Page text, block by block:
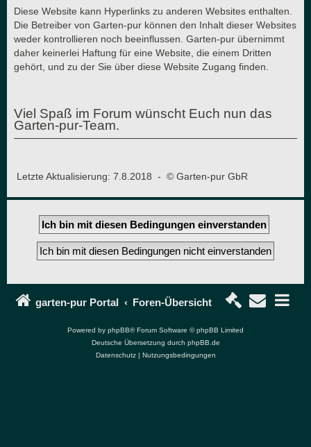
Diese Website kann Hyperlinks zu anderen Websites enthalten.
Die Betreiber von Garten-pur können den Inhalt dieser Websites
weder kontrollieren noch beeinflussen. Garten-pur übernimmt
daher keinerlei Haftung für eine Website, die einem Dritten
gehört, und zu der Sie über diese Website Zugang finden.
Viel Spaß im Forum wünscht Euch nun das
Garten-pur-Team.
Letzte Aktualisierung: 7.8.2018 - © Garten-pur GbR
garten-pur Portal Foren-Übersicht
Powered by phpBB® Forum Software © phpBB Limited
Deutsche Übersetzung durch phpBB.de
Datenschutz| Nutzungsbedingungen